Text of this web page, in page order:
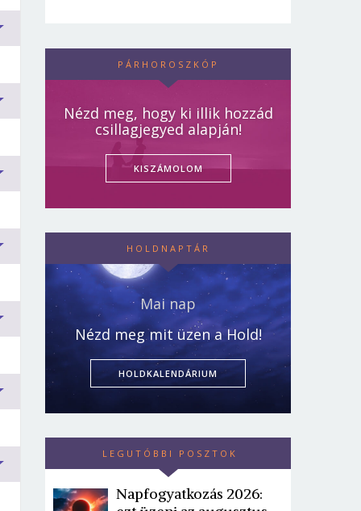
PÁRHOROSZKÓP
Nézd meg, hogy ki illik hozzád
csillagjegyed alapján!
KISZÁMOLOM
HOLDNAPTÁR
Mai nap
Nézd meg mit üzen a Hold!
HOLDKALENDÁRIUM
LEGUTÓBBI POSZTOK
Napfogyatkozás 2026: